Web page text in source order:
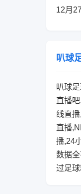
12月
叭球
叭球
直播
线直
直播
播,24
数据
过足